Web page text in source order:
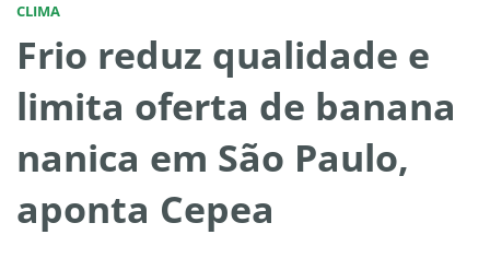
CLIMA
Frio reduz qualidade e
limita oferta de banana
nanica em São Paulo,
aponta Cepea